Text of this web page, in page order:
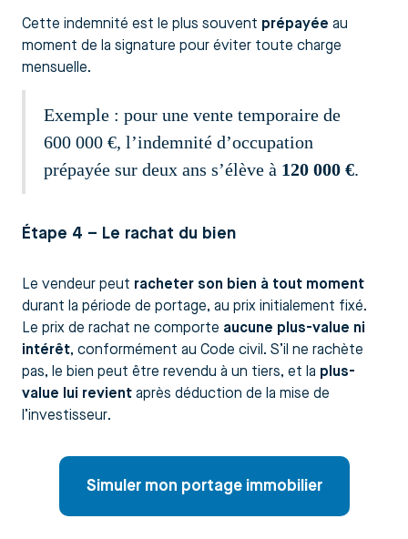
Cette indemnité est le plus souvent prépayée au
moment de la signature pour éviter toute charge
mensuelle.
Exemple : pour une vente temporaire de
600 000 €, l’indemnité d’occupation
prépayée sur deux ans s’élève à 120 000 €.
Étape 4 – Le rachat du bien
Le vendeur peut racheter son bien à tout moment
durant la période de portage, au prix initialement fixé.
Le prix de rachat ne comporte aucune plus-value ni
intérêt, conformément au Code civil. S’il ne rachète
pas, le bien peut être revendu à un tiers, et la plus-
value lui revient après déduction de la mise de
l’investisseur.
Simuler mon portage immobilier